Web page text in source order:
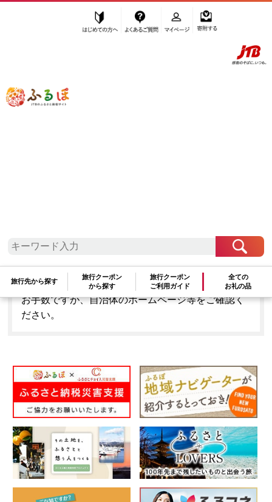
ふるぽ JTBのふるさと納税サイト
旅行先から探す
旅行クーポン
から探す
旅行クーポン
ご利用ガイド
全ての
お礼の品
「福井県福井市」はふるぽからお申込みをすること
はできません。
お手数ですが、自治体のホームページ等をご確認く
ださい。